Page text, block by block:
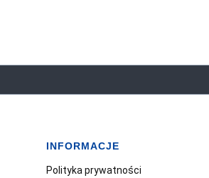
INFORMACJE
Polityka prywatności